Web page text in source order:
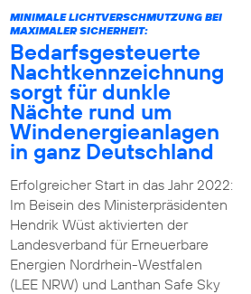
MINIMALE LICHTVERSCHMUTZUNG BEI
MAXIMALER SICHERHEIT:
Bedarfsgesteuerte
Nachtkennzeichnung
sorgt für dunkle
Nächte rund um
Windenergieanlagen
in ganz Deutschland
Erfolgreicher Start in das Jahr 2022:
Im Beisein des Ministerpräsidenten
Hendrik Wüst aktivierten der
Landesverband für Erneuerbare
Energien Nordrhein-Westfalen
(LEE NRW) und Lanthan Safe Sky